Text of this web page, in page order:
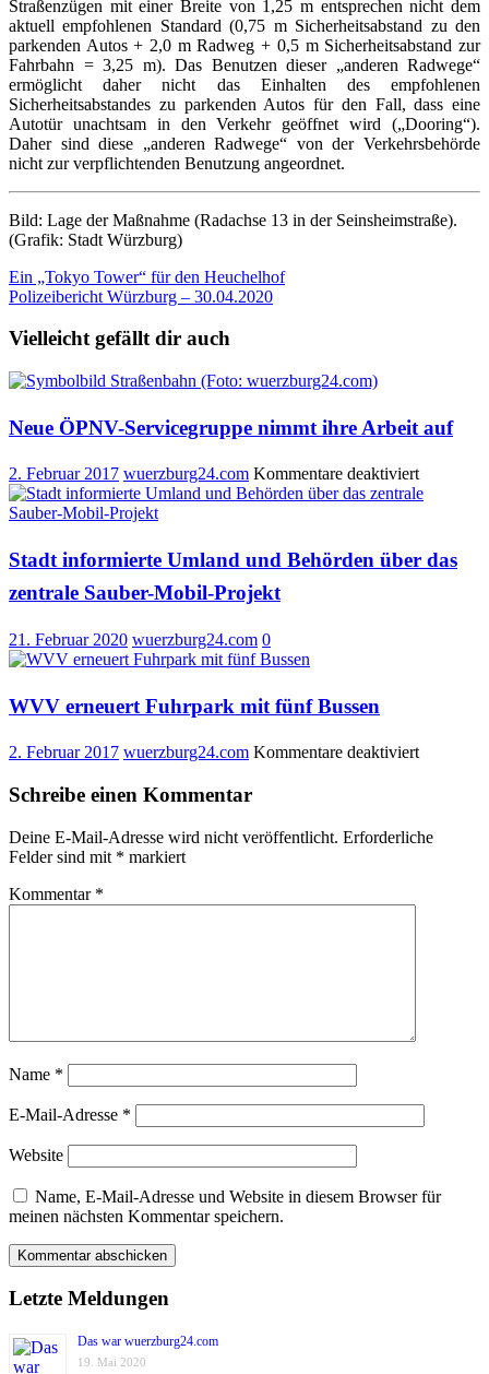
Straßenzügen mit einer Breite von 1,25 m entsprechen nicht dem
aktuell empfohlenen Standard (0,75 m Sicherheitsabstand zu den
parkenden Autos + 2,0 m Radweg + 0,5 m Sicherheitsabstand zur
Fahrbahn = 3,25 m). Das Benutzen dieser „anderen Radwege“
ermöglicht daher nicht das Einhalten des empfohlenen
Sicherheitsabstandes zu parkenden Autos für den Fall, dass eine
Autotür unachtsam in den Verkehr geöffnet wird („Dooring“).
Daher sind diese „anderen Radwege“ von der Verkehrsbehörde
nicht zur verpflichtenden Benutzung angeordnet.
Bild: Lage der Maßnahme (Radachse 13 in der Seinsheimstraße).
(Grafik: Stadt Würzburg)
Beitragsnavigation
Ein „Tokyo Tower“ für den Heuchelhof
Polizeibericht Würzburg – 30.04.2020
Vielleicht gefällt dir auch
Neue ÖPNV-Servicegruppe nimmt ihre Arbeit auf
2. Februar 2017 wuerzburg24.com Kommentare deaktiviertfür
Neue
nimmt
ihre
Stadt informierte Umland und Behörden über das
zentrale Sauber-Mobil-Projekt
21. Februar 2020 wuerzburg24.com 0
WVV erneuert Fuhrpark mit fünf Bussen
2. Februar 2017 wuerzburg24.com Kommentare deaktiviertfür
mit
fünf
Schreibe einen Kommentar
Deine E-Mail-Adresse wird nicht veröffentlicht. Erforderliche
Felder sind mit * markiert
Kommentar *
Name *
E-Mail-Adresse *
Website
Name, E-Mail-Adresse und Website in diesem Browser für
meinen nächsten Kommentar speichern.
Letzte Meldungen
Das war wuerzburg24.com
19. Mai 2020